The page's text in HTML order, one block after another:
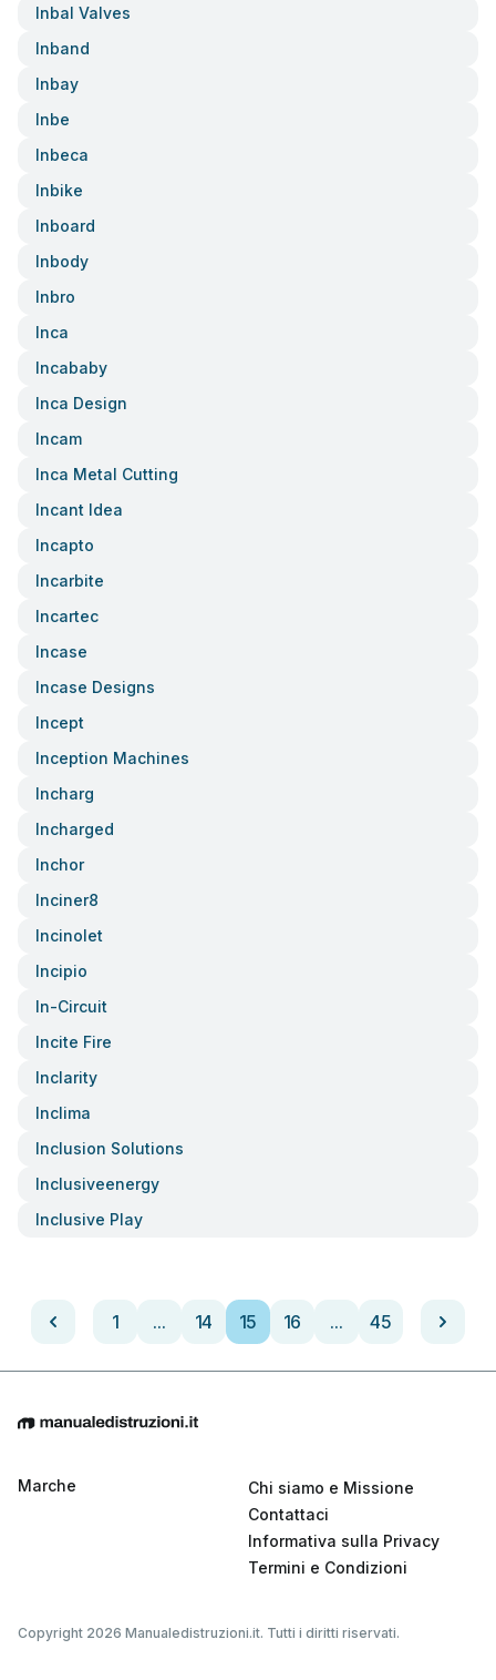
Inbal Valves
Inband
Inbay
Inbe
Inbeca
Inbike
Inboard
Inbody
Inbro
Inca
Incababy
Inca Design
Incam
Inca Metal Cutting
Incant Idea
Incapto
Incarbite
Incartec
Incase
Incase Designs
Incept
Inception Machines
Incharg
Incharged
Inchor
Inciner8
Incinolet
Incipio
In-Circuit
Incite Fire
Inclarity
Inclima
Inclusion Solutions
Inclusiveenergy
Inclusive Play
1 ... 14 15 16 ... 45
Marche
Chi siamo e Missione
Contattaci
Informativa sulla Privacy
Termini e Condizioni
Copyright 2026 Manualedistruzioni.it. Tutti i diritti riservati.